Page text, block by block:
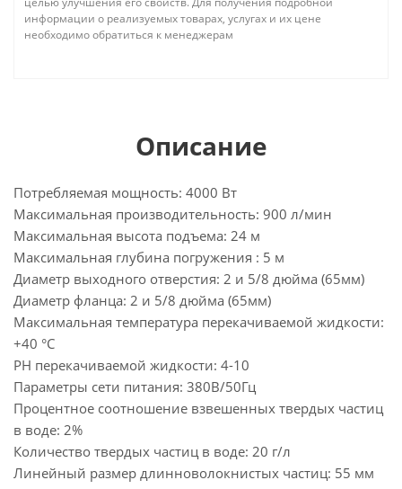
информации о реализуемых товарах, услугах и их цене
необходимо обратиться к менеджерам
Описание
Потребляемая мощность: 4000 Вт
Максимальная производительность: 900 л/мин
Максимальная высота подъема: 24 м
Максимальная глубина погружения : 5 м
Диаметр выходного отверстия: 2 и 5/8 дюйма (65мм)
Диаметр фланца: 2 и 5/8 дюйма (65мм)
Максимальная температура перекачиваемой жидкости:
+40 °С
РН перекачиваемой жидкости: 4-10
Параметры сети питания: 380В/50Гц
Процентное соотношение взвешенных твердых частиц
в воде: 2%
Количество твердых частиц в воде: 20 г/л
Линейный размер длинноволокнистых частиц: 55 мм